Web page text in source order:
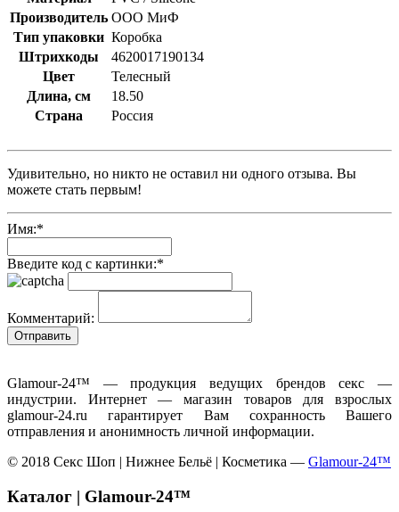
Производитель ООО МиФ
Тип упаковки Коробка
Штрихкоды
4620017190134
Цвет
Телесный
Длина, см
18.50
Страна
Россия
Удивительно, но никто не оставил ни одного отзыва. Вы
можете стать первым!
Имя:*
Введите код с картинки:*
Комментарий:
Glamour-24™ — продукция ведущих брендов секс —
индустрии. Интернет — магазин товаров для взрослых
glamour-24.ru гарантирует Вам сохранность Вашего
отправления и анонимность личной информации.
© 2018 Секс Шоп | Нижнее Бельё | Косметика — Glamour-24™
Каталог | Glamour-24™